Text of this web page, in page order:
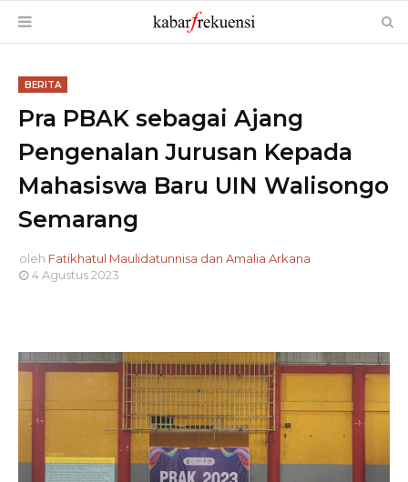
BERITA
Pra PBAK sebagai Ajang
Pengenalan Jurusan Kepada
Mahasiswa Baru UIN Walisongo
Semarang
oleh Fatikhatul Maulidatunnisa dan Amalia Arkana
4 Agustus 2023